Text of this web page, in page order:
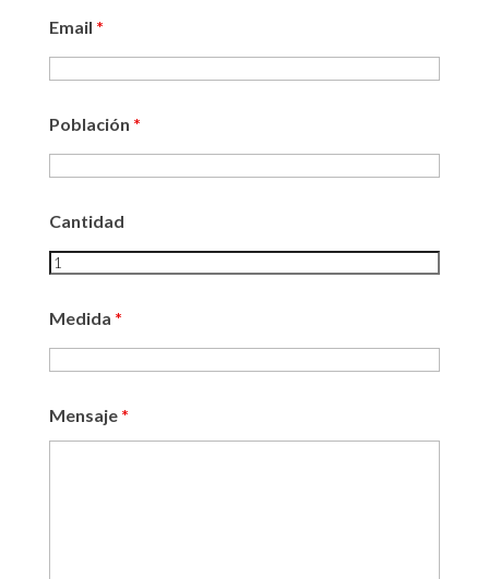
Email *
Población *
Cantidad
Medida *
Mensaje *